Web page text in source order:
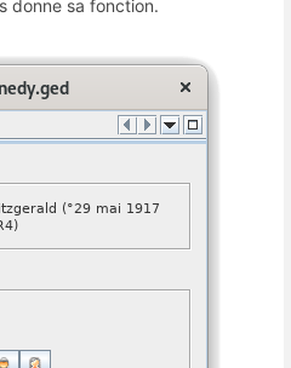
donne sa fonction.